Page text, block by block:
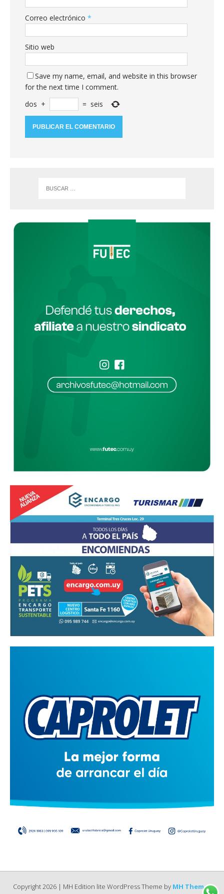
Correo electrónico *
Sitio web
Save my name, email, and website in this browser
for the next time I comment.
dos + = seis
Copyright 2026 | MH Edition lite WordPress Theme by MH Themes